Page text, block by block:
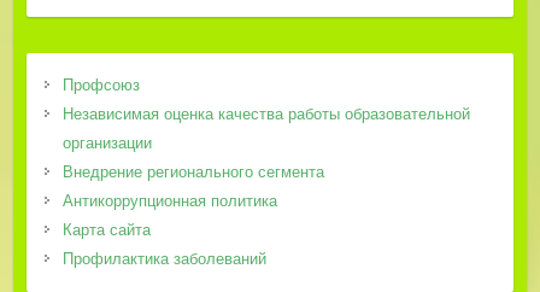
Профсоюз
Независимая оценка качества работы образовательной
организации
Внедрение регионального сегмента
Антикоррупционная политика
Карта сайта
Профилактика заболеваний